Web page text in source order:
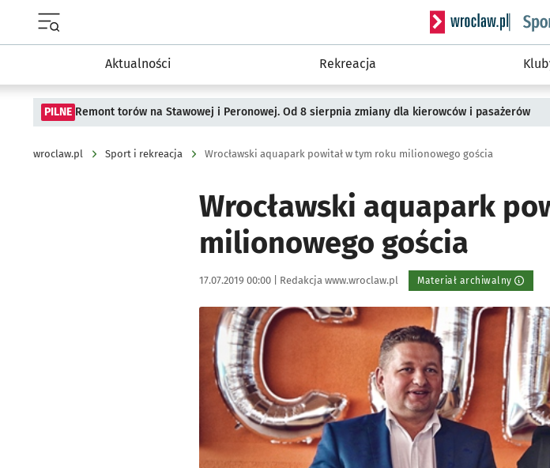
Serwis informacyjny
Aktualności Rekreacja
PILNE Remont torów na Stawowej i Peronowej. Od 8 sierpnia zmiany dla kierowców i pasażerów
wroclaw.pl Sport i rekreacja Wrocławski aquapark powitał w tym roku milionowego gościa
Wrocławski aquapark
milionowego gościa
Data publikacji:
17.07.2019 00:00 | Autor:
Redakcja www.wroclaw.pl Materiał archiwalny
Kliknij, aby powiększyć